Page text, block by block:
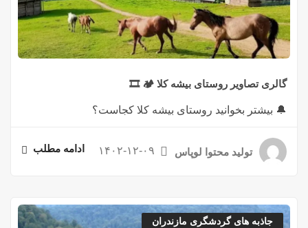
گالری تصاویر روستای بیشه کلا 🏕️ 🎞️
🔔 بیشتر بخوانید روستای بیشه کلا کجاست؟
تولید محتوا لوپاس ۱۴۰۲-۱۲-۰۹ ادامه مطلب
جاذبه های گردشگری مازندران